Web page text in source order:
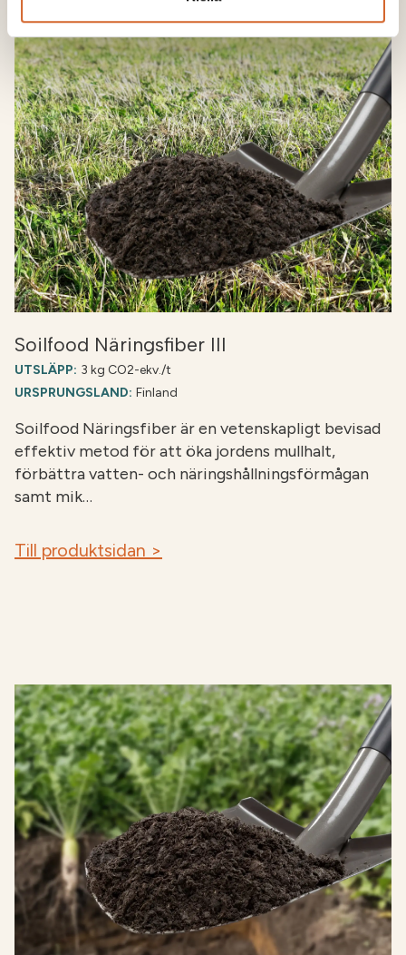
Soilfood Näringsfiber III
UTSLÄPP: 3 kg CO2-ekv./t
URSPRUNGSLAND: Finland
Soilfood Näringsfiber är en vetenskapligt bevisad
effektiv metod för att öka jordens mullhalt,
förbättra vatten- och näringshållningsförmågan
samt mik…
Till produktsidan >